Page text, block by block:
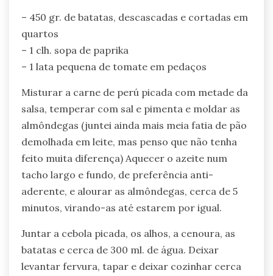
– 450 gr. de batatas, descascadas e cortadas em
quartos
– 1 clh. sopa de paprika
– 1 lata pequena de tomate em pedaços
Misturar a carne de perú picada com metade da
salsa, temperar com sal e pimenta e moldar as
almôndegas (juntei ainda mais meia fatia de pão
demolhada em leite, mas penso que não tenha
feito muita diferença) Aquecer o azeite num
tacho largo e fundo, de preferência anti-
aderente, e alourar as almôndegas, cerca de 5
minutos, virando-as até estarem por igual.
Juntar a cebola picada, os alhos, a cenoura, as
batatas e cerca de 300 ml. de água. Deixar
levantar fervura, tapar e deixar cozinhar cerca